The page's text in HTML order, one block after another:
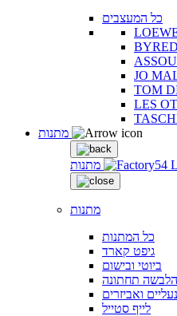
כל המעצבים
JO
TOM
LES
מתנות
מתנות
כל המתנות
גיפט קארד
ביוטי ובישום
הלבשה תחתונה
ואביזרים
לייף סטייל